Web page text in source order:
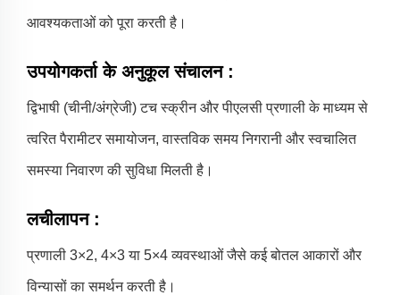
आवश्यकताओं को पूरा करती है।
उपयोगकर्ता के अनुकूल संचालन :
द्विभाषी (चीनी/अंग्रेजी) टच स्क्रीन और पीएलसी प्रणाली के माध्यम से
त्वरित पैरामीटर समायोजन, वास्तविक समय निगरानी और स्वचालित
समस्या निवारण की सुविधा मिलती है।
लचीलापन :
प्रणाली 3×2, 4×3 या 5×4 व्यवस्थाओं जैसे कई बोतल आकारों और
विन्यासों का समर्थन करती है।